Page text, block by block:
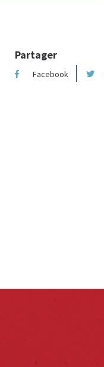
Partager
Facebook